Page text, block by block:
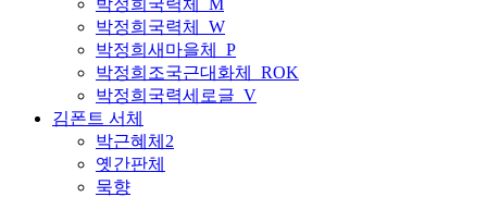
박정희국력체_M
박정희국력체_W
박정희새마을체_P
박정희조국근대화체_ROK
박정희국력세로글_V
김폰트 서체
박근혜체2
옛간판체
묵향